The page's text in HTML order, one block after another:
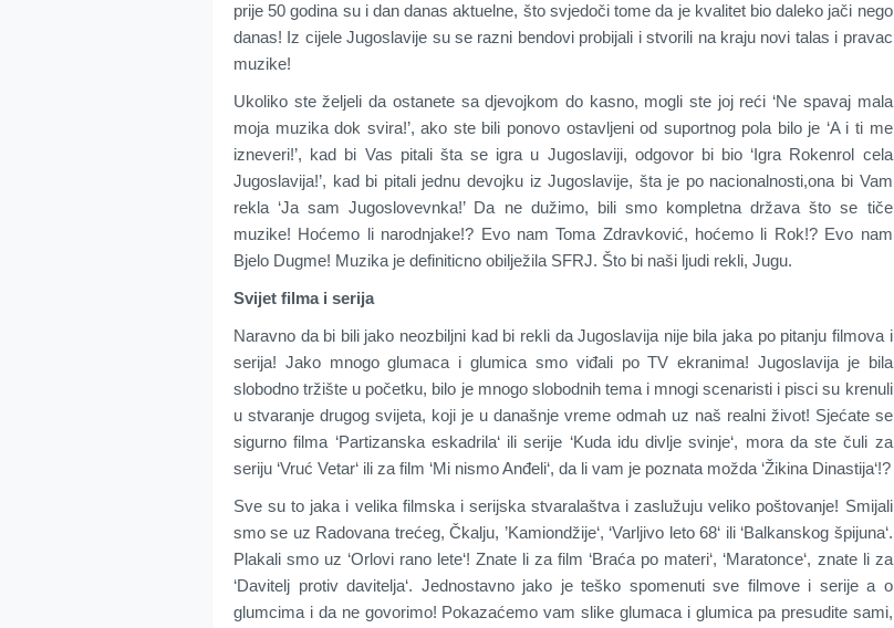
prije 50 godina su i dan danas aktuelne, što svjedoči tome da je kvalitet bio daleko jači nego
danas! Iz cijele Jugoslavije su se razni bendovi probijali i stvorili na kraju novi talas i pravac
muzike!
Ukoliko ste željeli da ostanete sa djevojkom do kasno, mogli ste joj reći ‘Ne spavaj mala
moja muzika dok svira!’, ako ste bili ponovo ostavljeni od suportnog pola bilo je ‘A i ti me
izneveri!’, kad bi Vas pitali šta se igra u Jugoslaviji, odgovor bi bio ‘Igra Rokenrol cela
Jugoslavija!’, kad bi pitali jednu devojku iz Jugoslavije, šta je po nacionalnosti,ona bi Vam
rekla ‘Ja sam Jugoslovevnka!’ Da ne dužimo, bili smo kompletna država što se tiče
muzike! Hoćemo li narodnjake!? Evo nam Toma Zdravković, hoćemo li Rok!? Evo nam
Bjelo Dugme! Muzika je definiticno obilježila SFRJ. Što bi naši ljudi rekli, Jugu.
Svijet filma i serija
Naravno da bi bili jako neozbiljni kad bi rekli da Jugoslavija nije bila jaka po pitanju filmova i
serija! Jako mnogo glumaca i glumica smo viđali po TV ekranima! Jugoslavija je bila
slobodno tržište u početku, bilo je mnogo slobodnih tema i mnogi scenaristi i pisci su krenuli
u stvaranje drugog svijeta, koji je u današnje vreme odmah uz naš realni život! Sjećate se
sigurno filma ‘Partizanska eskadrila‘ ili serije ‘Kuda idu divlje svinje‘, mora da ste čuli za
seriju ‘Vruć Vetar‘ ili za film ‘Mi nismo Anđeli‘, da li vam je poznata možda ‘Žikina Dinastija‘!?
Sve su to jaka i velika filmska i serijska stvaralaštva i zaslužuju veliko poštovanje! Smijali
smo se uz Radovana trećeg, Čkalju, ’Kamiondžije‘, ‘Varljivo leto 68‘ ili ‘Balkanskog špijuna‘.
Plakali smo uz ‘Orlovi rano lete‘! Znate li za film ‘Braća po materi‘, ‘Maratonce‘, znate li za
‘Davitelj protiv davitelja‘. Jednostavno jako je teško spomenuti sve filmove i serije a o
glumcima i da ne govorimo! Pokazaćemo vam slike glumaca i glumica pa presudite sami,